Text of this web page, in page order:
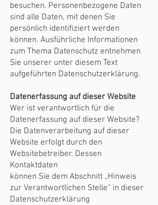
besuchen. Personenbezogene Daten
sind alle Daten, mit denen Sie
persönlich identifiziert werden
können. Ausführliche Informationen
zum Thema Datenschutz entnehmen
Sie unserer unter diesem Text
aufgeführten Datenschutzerklärung.
Datenerfassung auf dieser Website
Wer ist verantwortlich für die
Datenerfassung auf dieser Website?
Die Datenverarbeitung auf dieser
Website erfolgt durch den
Websitebetreiber. Dessen
Kontaktdaten
können Sie dem Abschnitt „Hinweis
zur Verantwortlichen Stelle“ in dieser
Datenschutzerklärung